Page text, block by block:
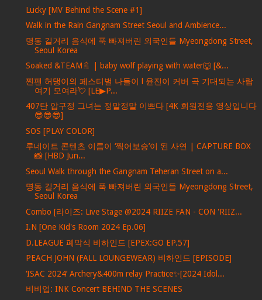
Lucky [MV Behind the Scene #1]
Walk in the Rain Gangnam Street Seoul and Ambience...
명동 길거리 음식에 푹 빠져버린 외국인들 Myeongdong Street,
Seoul Korea
Soaked &TEAM🚿 | baby wolf playing with water🐺 [&...
찐팬 허댕이의 페스티벌 나들이 l 윤진이 커버 곡 기대되는 사람
여기 모여라💘 [LE▶P...
407탄 압구정 그녀는 정말정말 이쁘다 [4K 회원전용 영상입니다
😎😎😎]
SOS [PLAY COLOR]
루네이트 콘텐츠 이름이 ‘찍어보숑’이 된 사연 | CAPTURE BOX
📸 [HBD Jun...
Seoul Walk through the Gangnam Teheran Street on a...
명동 길거리 음식에 푹 빠져버린 외국인들 Myeongdong Street,
Seoul Korea
Combo [라이즈: Live Stage @2024 RIIZE FAN - CON 'RIIZ...
I.N [One Kid's Room 2024 Ep.06]
D.LEAGUE 폐막식 비하인드 [EPEX:GO EP.57]
PEACH JOHN (FALL LOUNGEWEAR) 비하인드 [EPISODE]
‘ISAC 2024’ Archery&400m relay Practice✨[2024 Idol...
비비업: INK Concert BEHIND THE SCENES